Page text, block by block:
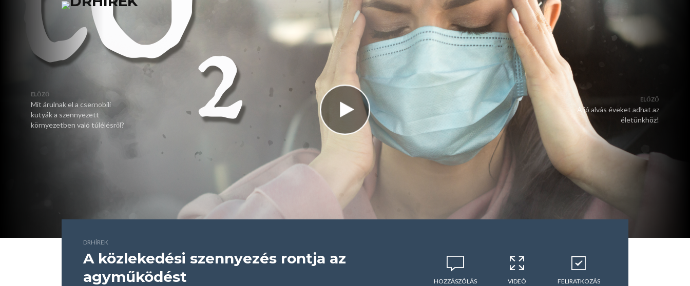
ELŐZŐ
Mit árulnak el a csernobili
kutyák a szennyezett
környezetben való túlélésről?
ELŐZŐ
A jó alvás éveket adhat az
életünkhöz!
DRHÍREK
A közlekedési szennyezés rontja az
agyműködést
HOZZÁSZÓLÁS VIDEÓ FELIRATKOZÁS